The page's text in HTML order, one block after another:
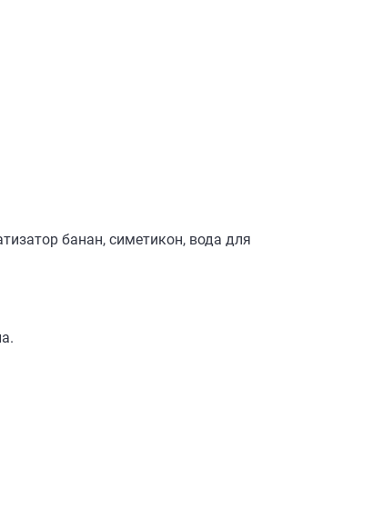
банан, симетикон, вода для